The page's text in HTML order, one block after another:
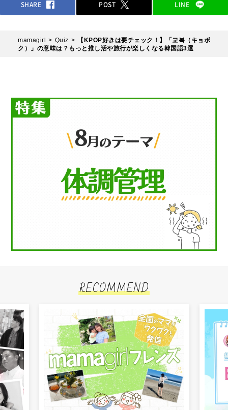
SHARE POST LINE
mamagirl Quiz
【KPOP好きは要チェック！】「교복（キョボ
ク）」の意味は？もっと推し活や旅行が楽しくなる韓国語3選
RECOMMEND